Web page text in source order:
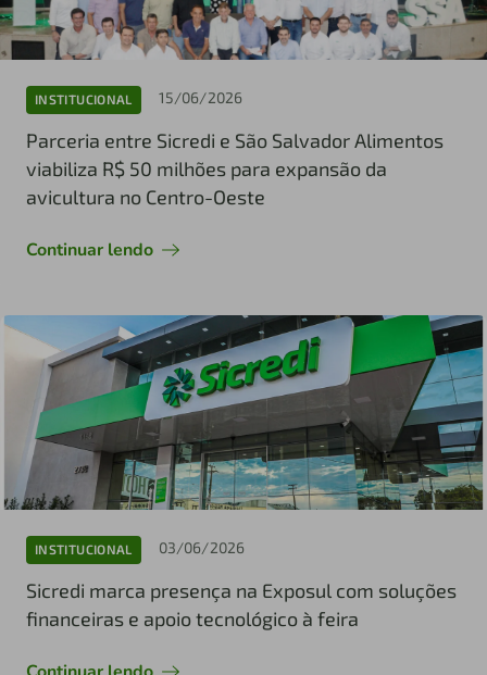
INSTITUCIONAL 15/06/2026
Parceria entre Sicredi e São Salvador Alimentos
viabiliza R$ 50 milhões para expansão da
avicultura no Centro-Oeste
Continuar lendo
INSTITUCIONAL 03/06/2026
Sicredi marca presença na Exposul com soluções
financeiras e apoio tecnológico à feira